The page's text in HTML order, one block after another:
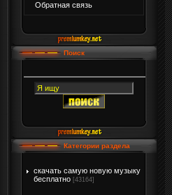
Обратная связь
Поиск
Категории раздела
скачать самую новую музыку
бесплатно [43164]